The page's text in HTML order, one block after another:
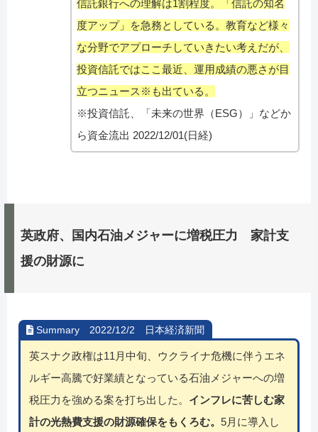
信託銀行への理解は1割程度。「信託の知名
度アップ」を急務としている。教育など様々
な分野でアプローチしていきたい考えだが、
投資信託ではここ最近、運用成績の悪さが目
立つニュース※も出ている。
※投資信託、「未来の世界（ESG）」などか
ら資金流出 2022/12/01(日経)
英政府、国内石油メジャーに増税圧力 家計支
援の財源に
Summary 2022/12/2 日本経済新聞
英スナク政権は11月中旬、ウクライナ危機に伴うエネ
ルギー高騰で好業績となっている石油メジャーへの増
税圧力を強める案を打ち出した。 インフレに苦しむ家
計の光熱費支援の財源確保をもくろむ。 5月に導入し